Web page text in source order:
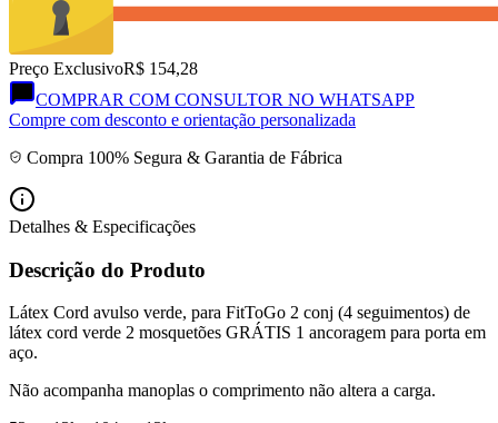
Preço ExclusivoR$ 154,28
COMPRAR COM CONSULTOR NO WHATSAPP
Compre com desconto e orientação personalizada
Compra 100% Segura & Garantia de Fábrica
Detalhes & Especificações
Descrição do Produto
Látex Cord avulso verde, para FitToGo 2 conj (4 seguimentos) de
látex cord verde 2 mosquetões GRÁTIS 1 ancoragem para porta em
aço.
Não acompanha manoplas o comprimento não altera a carga.